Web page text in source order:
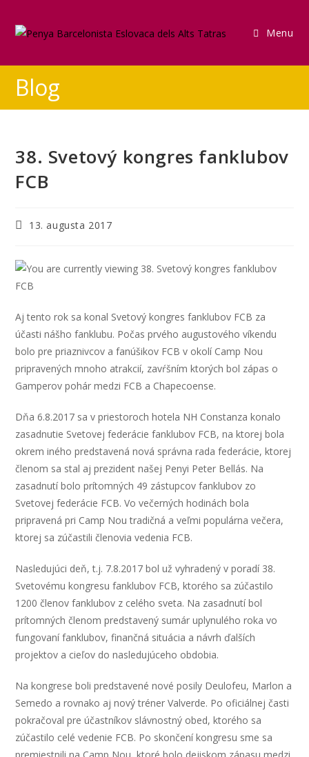
Menu
Blog
38. Svetový kongres fanklubov
FCB
13. augusta 2017
Aj tento rok sa konal Svetový kongres fanklubov FCB za
účasti nášho fanklubu. Počas prvého augustového víkendu
bolo pre priaznivcov a fanúšikov FCB v okolí Camp Nou
pripravených mnoho atrakcií, zavŕšním ktorých bol zápas o
Gamperov pohár medzi FCB a Chapecoense.
Dňa 6.8.2017 sa v priestoroch hotela NH Constanza konalo
zasadnutie Svetovej federácie fanklubov FCB, na ktorej bola
okrem iného predstavená nová správna rada federácie, ktorej
členom sa stal aj prezident našej Penyi Peter Bellás. Na
zasadnutí bolo prítomných 49 zástupcov fanklubov zo
Svetovej federácie FCB. Vo večerných hodinách bola
pripravená pri Camp Nou tradičná a veľmi populárna večera,
ktorej sa zúčastili členovia vedenia FCB.
Nasledujúci deň, t.j. 7.8.2017 bol už vyhradený v poradí 38.
Svetovému kongresu fanklubov FCB, ktorého sa zúčastilo
1200 členov fanklubov z celého sveta. Na zasadnutí bol
prítomných členom predstavený sumár uplynulého roka vo
fungovaní fanklubov, finančná situácia a návrh ďalších
projektov a cieľov do nasledujúceho obdobia.
Na kongrese boli predstavené nové posily Deulofeu, Marlon a
Semedo a rovnako aj nový tréner Valverde. Po oficiálnej časti
pokračoval pre účastníkov slávnostný obed, ktorého sa
zúčastilo celé vedenie FCB. Po skončení kongresu sme sa